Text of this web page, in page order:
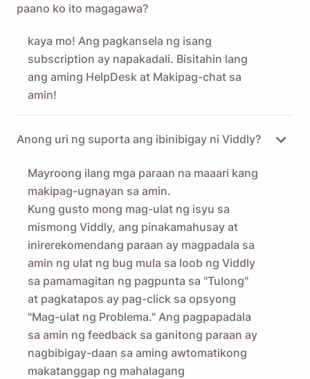
paano ko ito magagawa?
kaya mo! Ang pagkansela ng isang
subscription ay napakadali. Bisitahin lang
ang aming HelpDesk at Makipag-chat sa
amin!
Anong uri ng suporta ang ibinibigay ni Viddly?
Mayroong ilang mga paraan na maaari kang
makipag-ugnayan sa amin.
Kung gusto mong mag-ulat ng isyu sa
mismong Viddly, ang pinakamahusay at
inirerekomendang paraan ay magpadala sa
amin ng ulat ng bug mula sa loob ng Viddly
sa pamamagitan ng pagpunta sa "Tulong"
at pagkatapos ay pag-click sa opsyong
"Mag-ulat ng Problema." Ang pagpapadala
sa amin ng feedback sa ganitong paraan ay
nagbibigay-daan sa aming awtomatikong
makatanggap ng mahalagang